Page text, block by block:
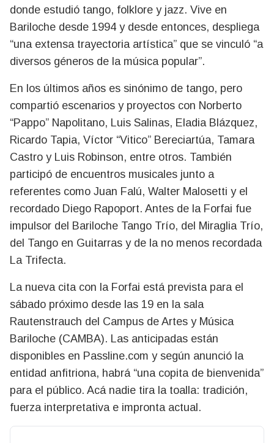
donde estudió tango, folklore y jazz. Vive en
Bariloche desde 1994 y desde entonces, despliega
“una extensa trayectoria artística” que se vinculó “a
diversos géneros de la música popular”.
En los últimos años es sinónimo de tango, pero
compartió escenarios y proyectos con Norberto
“Pappo” Napolitano, Luis Salinas, Eladia Blázquez,
Ricardo Tapia, Víctor “Vitico” Bereciartúa, Tamara
Castro y Luis Robinson, entre otros. También
participó de encuentros musicales junto a
referentes como Juan Falú, Walter Malosetti y el
recordado Diego Rapoport. Antes de la Forfai fue
impulsor del Bariloche Tango Trío, del Miraglia Trío,
del Tango en Guitarras y de la no menos recordada
La Trifecta.
La nueva cita con la Forfai está prevista para el
sábado próximo desde las 19 en la sala
Rautenstrauch del Campus de Artes y Música
Bariloche (CAMBA). Las anticipadas están
disponibles en Passline.com y según anunció la
entidad anfitriona, habrá “una copita de bienvenida”
para el público. Acá nadie tira la toalla: tradición,
fuerza interpretativa e impronta actual.